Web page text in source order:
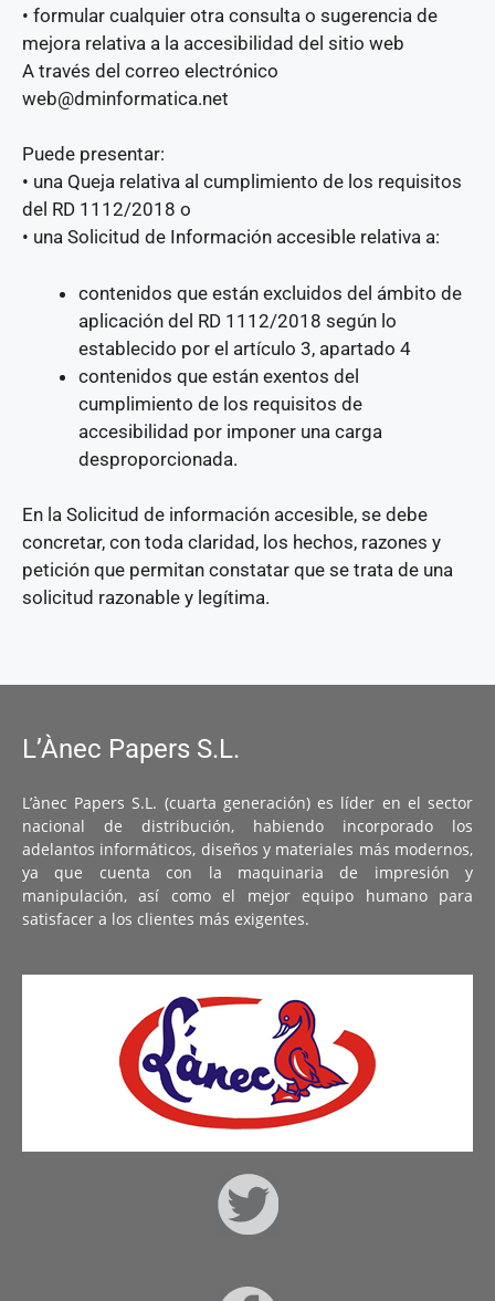
• formular cualquier otra consulta o sugerencia de
mejora relativa a la accesibilidad del sitio web
A través del correo electrónico
web@dminformatica.net
Puede presentar:
• una Queja relativa al cumplimiento de los requisitos
del RD 1112/2018 o
• una Solicitud de Información accesible relativa a:
contenidos que están excluidos del ámbito de
aplicación del RD 1112/2018 según lo
establecido por el artículo 3, apartado 4
contenidos que están exentos del
cumplimiento de los requisitos de
accesibilidad por imponer una carga
desproporcionada.
En la Solicitud de información accesible, se debe
concretar, con toda claridad, los hechos, razones y
petición que permitan constatar que se trata de una
solicitud razonable y legítima.
L’Ànec Papers S.L.
L’ànec Papers S.L. (cuarta generación) es líder en el sector
nacional de distribución, habiendo incorporado los
adelantos informáticos, diseños y materiales más modernos,
ya que cuenta con la maquinaria de impresión y
manipulación, así como el mejor equipo humano para
satisfacer a los clientes más exigentes.